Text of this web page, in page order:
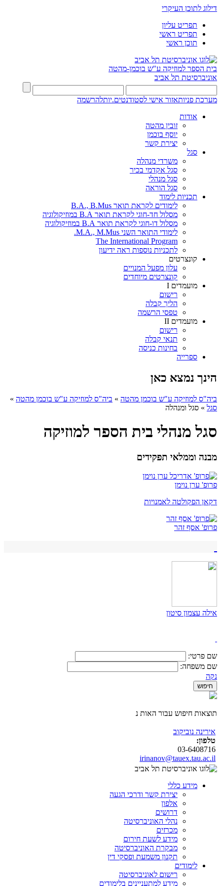
דילוג לתוכן העיקרי
תפריט עליון
תפריט ראשי
תוכן ראשי
בית הספר למוזיקה ע"ש בוכמן-מהטה
אוניברסיטת תל אביב
מערכת פניותאזור אישי לסטודנטים.יותלהרשמה
אודות
זובין מהטה
יוסף בוכמן
יצירת קשר
סגל
משרדי מנהלה
סגל אקדמי בכיר
סגל מנהלי
סגל הוראה
תכניות לימוד
לימודים לקראת תואר B.A., B.Mus
מסלול חד-חוגי לקראת תואר B.A במוזיקולוגיה
מסלול דו-חוגי לקראת תואר B.A במוזיקולוגיה
לימודי התואר השני M.A., M.Mus.
The International Program
לתכניות נוספות ראה ידיעון
קונצרטים
עלון מפעל המנויים
קונצרטים מיוחדים
מועמדים I
רישום
הליך קבלה
טפסי הרשמה
מועמדים II
רישום
תנאי קבלה
בחינות כניסה
ספרייה
הינך נמצא כאן
ביה"ס למוזיקה ע"ש בוכמן מהטה » ביה"ס למוזיקה ע"ש בוכמן מהטה »
סגל » סגל ומנהלה
סגל מנהלי בית הספר למוזיקה
מבנה וממלאי תפקידים
פרופ' ערן נוימן
דקאן הפקולטה לאמנויות
פרופ' אסף זהר
אילה עצמון סיטון
שם פרטי:
שם משפחה:
נקה
תוצאות חיפוש עבור האות נ
אירינה נוביקוב
טלפון:
03-6408716
irinanov@tauex.tau.ac.il
מידע כללי
יצירת קשר ודרכי הגעה
אלפון
דרושים
נהלי האוניברסיטה
מכרזים
מידע לשעת חירום
מבקרת האוניברסיטה
תקנון משמעת ופסקי דין
לימודים
רישום לאוניברסיטה
מידע למתעניינים בלימודים